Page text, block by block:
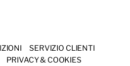
SERVIZIO CLIENTI
PRIVACY & COOKIES